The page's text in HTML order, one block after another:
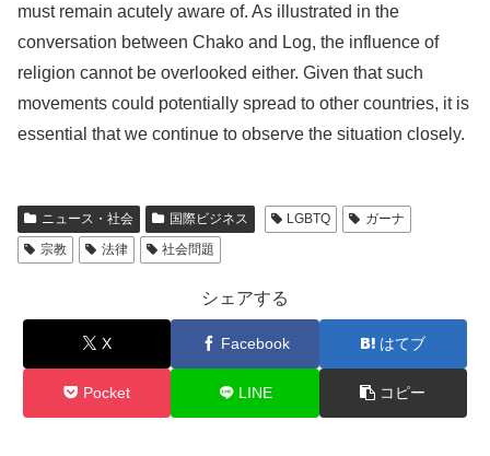
must remain acutely aware of. As illustrated in the
conversation between Chako and Log, the influence of
religion cannot be overlooked either. Given that such
movements could potentially spread to other countries, it is
essential that we continue to observe the situation closely.
ニュース・社会 国際ビジネス LGBTQ
ガーナ
宗教
法律 社会問題
シェアする
X Facebook はてブ
Pocket LINE コピー